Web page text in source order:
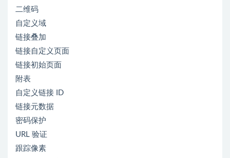
二维码
自定义域
链接叠加
链接自定义页面
链接初始页面
附表
自定义链接 ID
链接元数据
密码保护
URL 验证
跟踪像素